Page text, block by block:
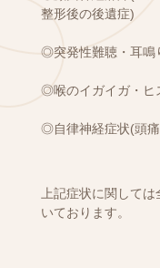
整形後の後遺症)
◎突発性難聴・耳鳴
◎喉のイガイガ・ヒ
◎自律神経症状(頭
上記症状に関して
いております。